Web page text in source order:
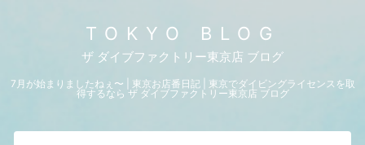
TOKYO BLOG
ザ ダイブファクトリー東京店 ブログ
7月が始まりましたねぇ〜 | 東京お店番日記 | 東京でダイビングライセンスを取
得するなら ザ ダイブファクトリー東京店 ブログ